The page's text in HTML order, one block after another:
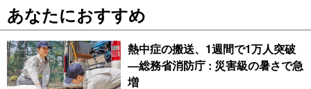
あなたにおすすめ
熱中症の搬送、1週間で1万人突破
―総務省消防庁 : 災害級の暑さで急
増